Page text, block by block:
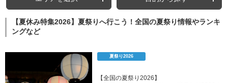
【夏休み特集2026】夏祭りへ行こう！全国の夏祭り情報やランキ
ングなど
夏祭り2026
【全国の夏祭り2026】